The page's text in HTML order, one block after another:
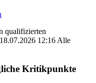
qualifizierten
12:16 Alle
Kritikpunkte